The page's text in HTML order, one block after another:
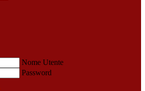
Nome Utente
Password